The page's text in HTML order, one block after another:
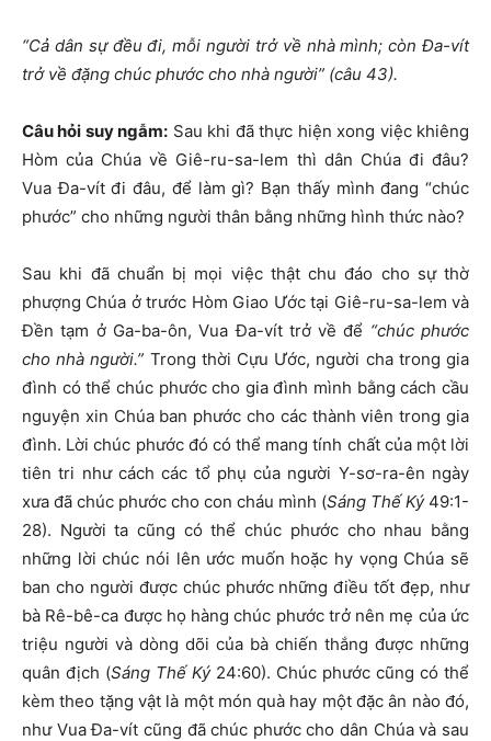
“Cả dân sự đều đi, mỗi người trở về nhà mình; còn Đa-vít
trở về đặng chúc phước cho nhà người” (câu 43).
Câu hỏi suy ngẫm: Sau khi đã thực hiện xong việc khiêng
Hòm của Chúa về Giê-ru-sa-lem thì dân Chúa đi đâu?
Vua Đa-vít đi đâu, để làm gì? Bạn thấy mình đang “chúc
phước” cho những người thân bằng những hình thức nào?
Sau khi đã chuẩn bị mọi việc thật chu đáo cho sự thờ
phượng Chúa ở trước Hòm Giao Ước tại Giê-ru-sa-lem và
Đền tạm ở Ga-ba-ôn, Vua Đa-vít trở về để “chúc phước
cho nhà người.” Trong thời Cựu Ước, người cha trong gia
đình có thể chúc phước cho gia đình mình bằng cách cầu
nguyện xin Chúa ban phước cho các thành viên trong gia
đình. Lời chúc phước đó có thể mang tính chất của một lời
tiên tri như cách các tổ phụ của người Y-sơ-ra-ên ngày
xưa đã chúc phước cho con cháu mình (Sáng Thế Ký49:1-
28). Người ta cũng có thể chúc phước cho nhau bằng
những lời chúc nói lên ước muốn hoặc hy vọng Chúa sẽ
ban cho người được chúc phước những điều tốt đẹp, như
bà Rê-bê-ca được họ hàng chúc phước trở nên mẹ của ức
triệu người và dòng dõi của bà chiến thắng được những
quân địch (Sáng Thế Ký24:60). Chúc phước cũng có thể
kèm theo tặng vật là một món quà hay một đặc ân nào đó,
như Vua Đa-vít cũng đã chúc phước cho dân Chúa và sau